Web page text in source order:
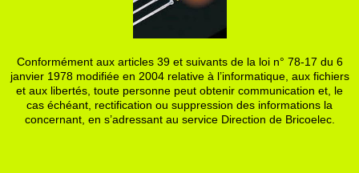
Conformément aux articles 39 et suivants de la loi n° 78-17 du 6
janvier 1978 modifiée en 2004 relative à l’informatique, aux fichiers
et aux libertés, toute personne peut obtenir communication et, le
cas échéant, rectification ou suppression des informations la
concernant, en s’adressant au service Direction de Bricoelec.